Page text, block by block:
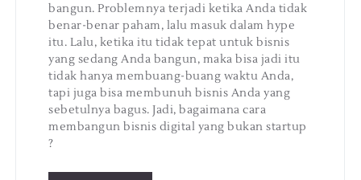
bangun. Problemnya terjadi ketika Anda tidak
benar-benar paham, lalu masuk dalam hype
itu. Lalu, ketika itu tidak tepat untuk bisnis
yang sedang Anda bangun, maka bisa jadi itu
tidak hanya membuang-buang waktu Anda,
tapi juga bisa membunuh bisnis Anda yang
sebetulnya bagus. Jadi, bagaimana cara
membangun bisnis digital yang bukan startup
?